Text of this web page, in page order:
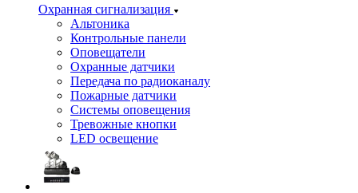
Охранная сигнализация
Альтоника
Контрольные панели
Оповещатели
Охранные датчики
Передача по радиоканалу
Пожарные датчики
Системы оповещения
Тревожные кнопки
LED освещение